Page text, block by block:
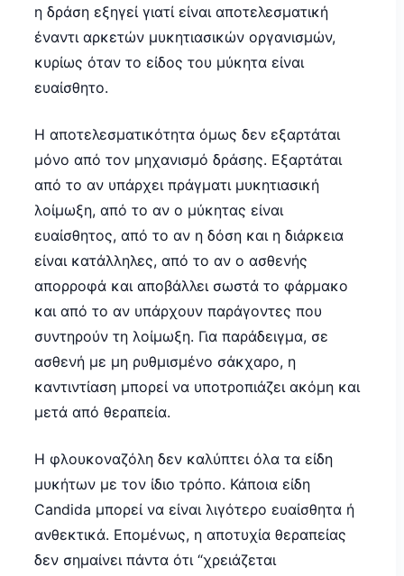
η δράση εξηγεί γιατί είναι αποτελεσματική
έναντι αρκετών μυκητιασικών οργανισμών,
κυρίως όταν το είδος του μύκητα είναι
ευαίσθητο.
Η αποτελεσματικότητα όμως δεν εξαρτάται
μόνο από τον μηχανισμό δράσης. Εξαρτάται
από το αν υπάρχει πράγματι μυκητιασική
λοίμωξη, από το αν ο μύκητας είναι
ευαίσθητος, από το αν η δόση και η διάρκεια
είναι κατάλληλες, από το αν ο ασθενής
απορροφά και αποβάλλει σωστά το φάρμακο
και από το αν υπάρχουν παράγοντες που
συντηρούν τη λοίμωξη. Για παράδειγμα, σε
ασθενή με μη ρυθμισμένο σάκχαρο, η
καντιντίαση μπορεί να υποτροπιάζει ακόμη και
μετά από θεραπεία.
Η φλουκοναζόλη δεν καλύπτει όλα τα είδη
μυκήτων με τον ίδιο τρόπο. Κάποια είδη
Candida μπορεί να είναι λιγότερο ευαίσθητα ή
ανθεκτικά. Επομένως, η αποτυχία θεραπείας
δεν σημαίνει πάντα ότι “χρειάζεται